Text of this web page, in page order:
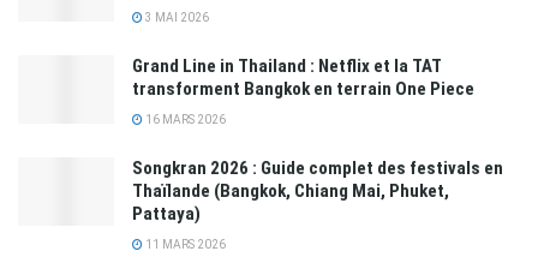
3 MAI 2026
Grand Line in Thailand : Netflix et la TAT
transforment Bangkok en terrain One Piece
16 MARS 2026
Songkran 2026 : Guide complet des festivals en
Thaïlande (Bangkok, Chiang Mai, Phuket,
Pattaya)
11 MARS 2026